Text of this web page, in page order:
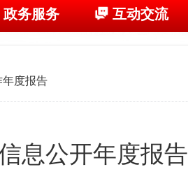
政务服务 互动交流
年度报告
息公开年度报告